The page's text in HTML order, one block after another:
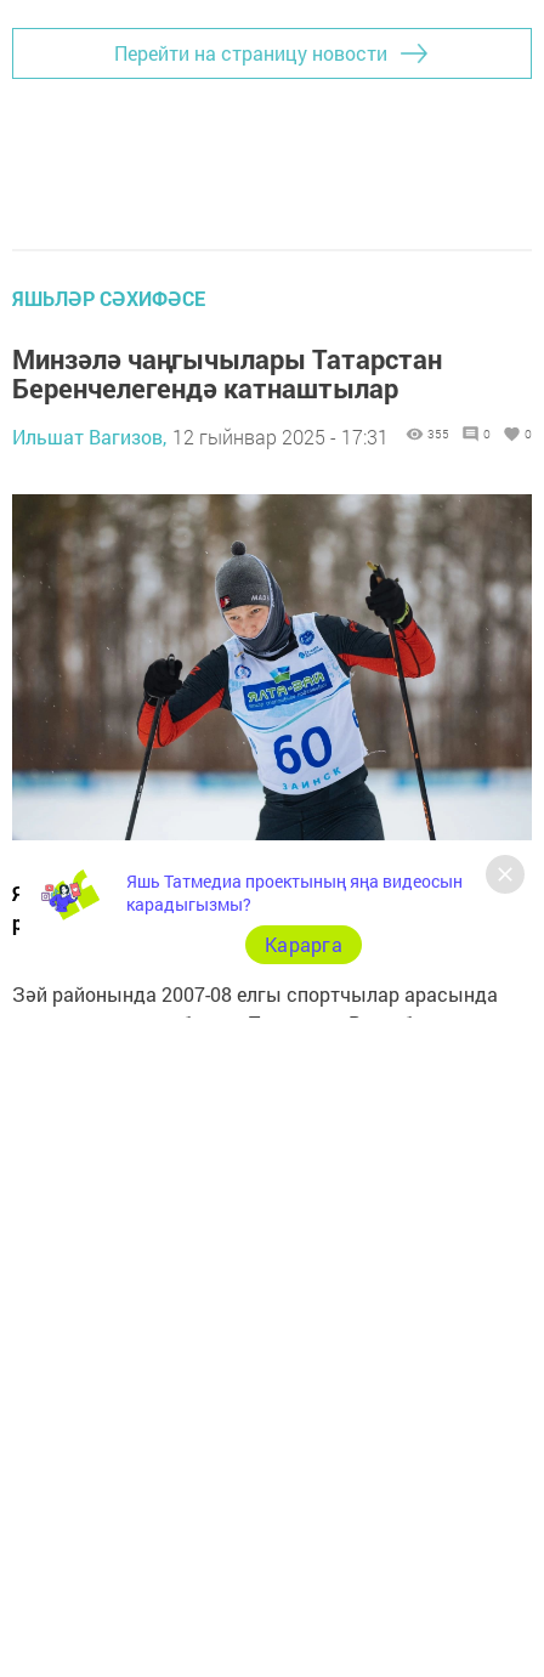
Перейти на страницу новости
ЯШЬЛӘР СӘХИФӘСЕ
Минзәлә чаңгычылары Татарстан
Беренчелегендә катнаштылар
Ильшат Вагизов, 12 гыйнвар 2025 - 17:31 355 0 0
Ярышларга Татарстан Республикасының 18
районыннан барлыгы 160 спортчы килгән иде
Зәй районында 2007-08 елгы спортчылар арасында
чаңгы ярышлары буенча Татарстан Республикасы
Яшь Татмедиа проектының яңа видеосын
карадыгызмы?
Карарга